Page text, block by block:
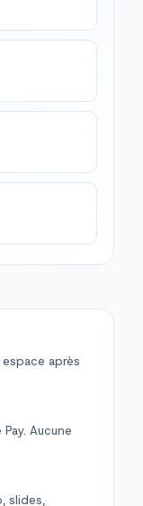
après
Aucune
slides,